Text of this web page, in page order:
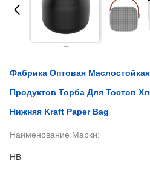
Фабрика Оптовая
Продуктов Торба Для Тостов
Нижняя Kraft Paper Bag
Наименование Марки:
HB